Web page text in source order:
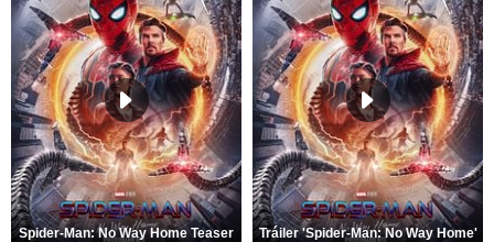
Spider-Man: No Way Home Teaser Tráiler 'Spider-Man: No Way Home'